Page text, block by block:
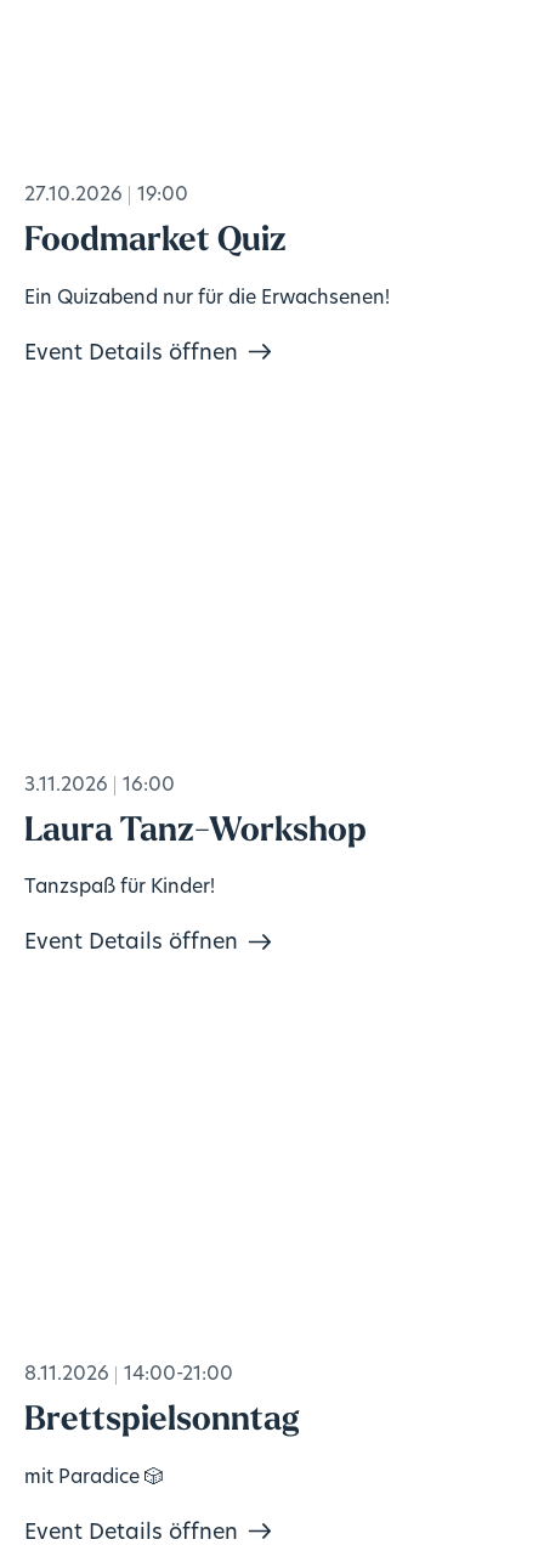
27.10.2026 19:00
Foodmarket Quiz
Ein Quizabend nur für die Erwachsenen!
Event Details öffnen
3.11.2026 16:00
Laura Tanz-Workshop
Tanzspaß für Kinder!
Event Details öffnen
8.11.2026 14:00-21:00
Brettspielsonntag
mit Paradice 🎲
Event Details öffnen